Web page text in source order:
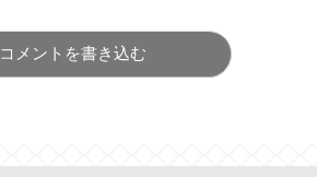
コメントを書き込む